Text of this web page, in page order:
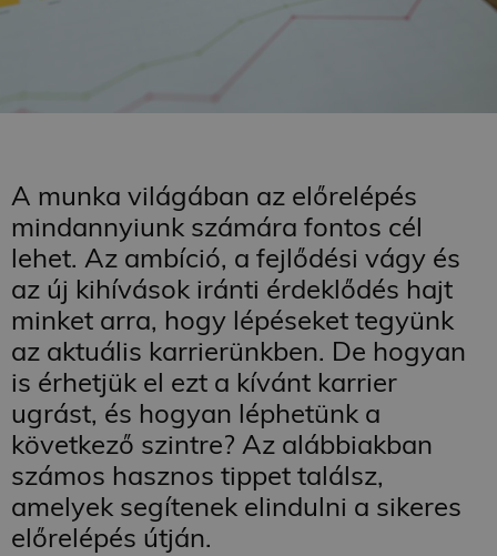
A munka világában az előrelépés
mindannyiunk számára fontos cél
lehet. Az ambíció, a fejlődési vágy és
az új kihívások iránti érdeklődés hajt
minket arra, hogy lépéseket tegyünk
az aktuális karrierünkben. De hogyan
is érhetjük el ezt a kívánt karrier
ugrást, és hogyan léphetünk a
következő szintre? Az alábbiakban
számos hasznos tippet találsz,
amelyek segítenek elindulni a sikeres
előrelépés útján.